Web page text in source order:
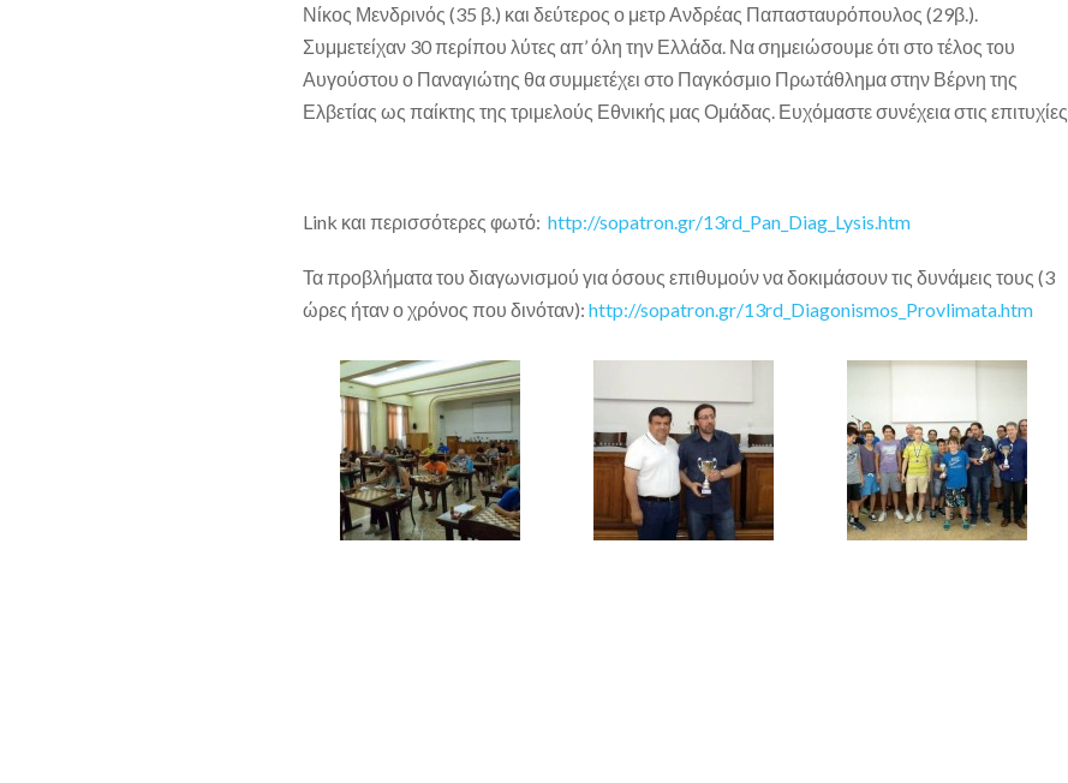
Νίκος Μενδρινός (35 β.) και δεύτερος ο μετρ Ανδρέας Παπασταυρόπουλος (29β.).
Συμμετείχαν 30 περίπου λύτες απ’ όλη την Ελλάδα. Να σημειώσουμε ότι στο τέλος του
Αυγούστου ο Παναγιώτης θα συμμετέχει στο Παγκόσμιο Πρωτάθλημα στην Βέρνη της
Ελβετίας ως παίκτης της τριμελούς Εθνικής μας Ομάδας. Ευχόμαστε συνέχεια στις επιτυχίες.
Link και περισσότερες φωτό: http://sopatron.gr/13rd_Pan_Diag_Lysis.htm
Τα προβλήματα του διαγωνισμού για όσους επιθυμούν να δοκιμάσουν τις δυνάμεις τους (3
ώρες ήταν ο χρόνος που δινόταν): http://sopatron.gr/13rd_Diagonismos_Provlimata.htm